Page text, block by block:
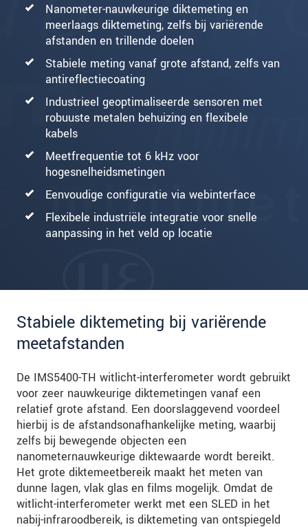
Nanometer-nauwkeurige diktemeting en
meerlaags diktemeting, zelfs bij variërende
afstanden en trillende doelen
Stabiele meting vanaf grote afstand, zelfs van
antireflectiecoating
Industrieel geoptimaliseerde sensoren met
robuuste metalen behuizing en flexibele
kabels
Meetfrequentie tot 6 kHz voor
hogesnelheidsmetingen
Eenvoudige configuratie via webinterface
Flexibele industriële integratie voor snelle
aanpassing in het veld op locatie
Stabiele diktemeting bij variërende
meetafstanden
De IMS5400-TH witlicht-interferometer wordt gebruikt
voor zeer nauwkeurige diktemetingen vanaf een
relatief grote afstand. Een doorslaggevend voordeel
hierbij is de afstandsonafhankelijke meting, waarbij
zelfs bij bewegende objecten een
nanometernauwkeurige diktewaarde wordt bereikt.
Het grote diktemeetbereik maakt het meten van
dunne lagen, vlak glas en films mogelijk. Omdat de
witlicht-interferometer werkt met een SLED in het
nabij-infraroodbereik, is diktemeting van ontspiegeld